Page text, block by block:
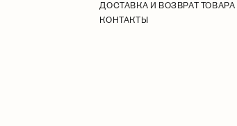
ДОСТАВКА И ВОЗВРАТ ТОВАРА
КОНТАКТЫ